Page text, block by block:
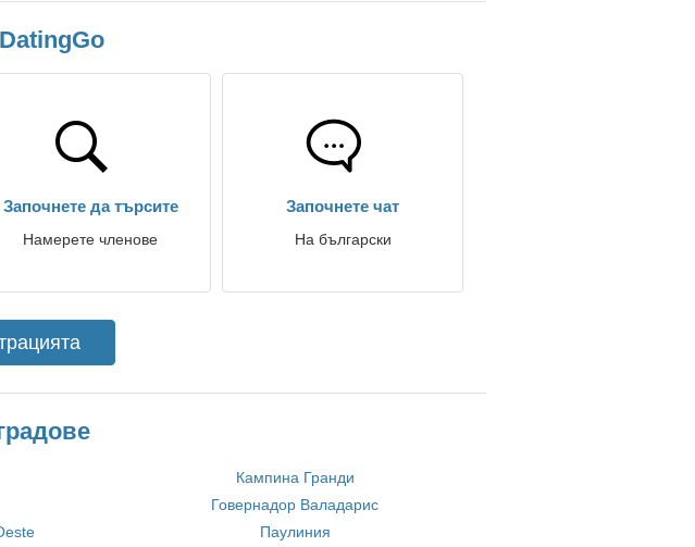
Започнете да търсите
Намерете членове
Започнете чат
На български
Кампина Гранди
Говернадор Валадарис
Паулиния